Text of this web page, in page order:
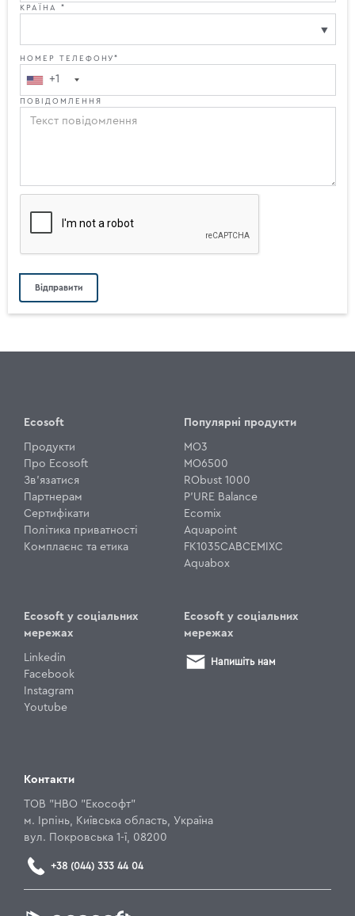
КРАЇНА *
НОМЕР ТЕЛЕФОНУ*
+1
ПОВІДОМЛЕННЯ
Ecosoft
Продукти
Про Ecosoft
Зв'язатися
Партнерам
Сертифікати
Політика приватності
Комплаєнс та етика
Популярні продукти
MO3
MO6500
RObust 1000
P'URE Balance
Ecomix
Aquapoint
FK1035CABCEMIXC
Aquabox
Ecosoft у соціальних
мережах
Linkedin
Facebook
Instagram
Youtube
Ecosoft у соціальних
мережах
Напишіть нам
Контакти
ТОВ "НВО "Екософт"
м. Ірпінь, Київська область, Україна
вул. Покровська 1-ї, 08200
+38 (044) 333 44 04